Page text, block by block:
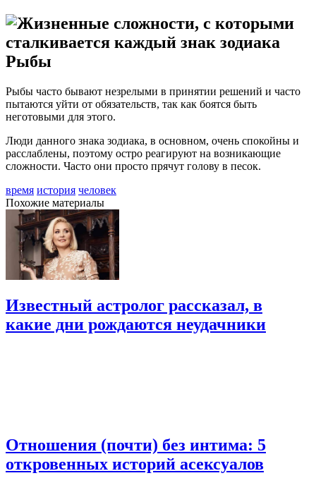
Рыбы
Рыбы часто бывают незрелыми в принятии решений и часто
пытаются уйти от обязательств, так как боятся быть
неготовыми для этого.
Люди данного знака зодиака, в основном, очень спокойны и
расслаблены, поэтому остро реагируют на возникающие
сложности. Часто они просто прячут голову в песок.
время история человек
Похожие материалы
Известный астролог рассказал, в
какие дни рождаются неудачники
Отношения (почти) без интима: 5
откровенных историй асексуалов